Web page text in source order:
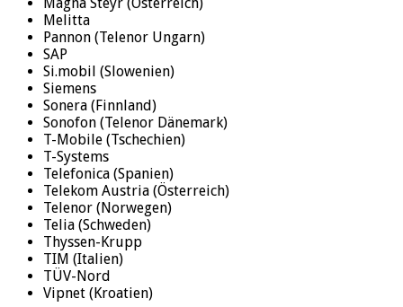
Melitta
Pannon (Telenor Ungarn)
SAP
Si.mobil (Slowenien)
Siemens
Sonera (Finnland)
Sonofon (Telenor Dänemark)
T-Mobile (Tschechien)
T-Systems
Telefonica (Spanien)
Telekom Austria (Österreich)
Telenor (Norwegen)
Telia (Schweden)
Thyssen-Krupp
TIM (Italien)
TÜV-Nord
Vipnet (Kroatien)